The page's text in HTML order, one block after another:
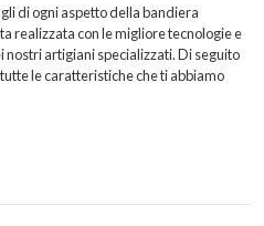
di ogni aspetto della bandiera
realizzata con le migliore tecnologie e
artigiani specializzati. Di seguito
le caratteristiche che ti abbiamo